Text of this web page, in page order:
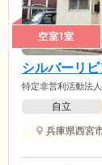
空室1室
シルバーリ
特定非営利活動法
自立
兵庫県西宮